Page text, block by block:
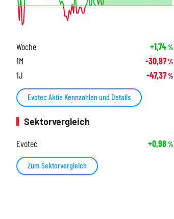
Woche +1,74%
1M -30,97%
1J -47,37%
Evotec Aktie Kennzahlen und Details
Sektorvergleich
Evotec
+0,98%
Zum Sektorvergleich